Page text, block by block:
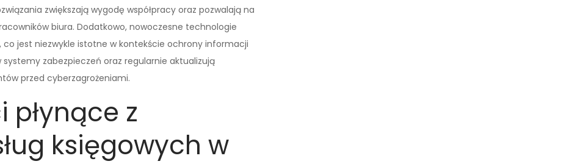
zwiększają wygodę współpracy oraz pozwalają na
biura. Dodatkowo, nowoczesne technologie
jest niezwykle istotne w kontekście ochrony informacji
zabezpieczeń oraz regularnie aktualizują
przed cyberzagrożeniami.
płynące z
księgowych w